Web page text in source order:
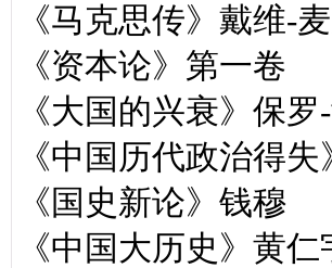
《马克思传》戴维-
《资本论》第一卷
《大国的兴衰》保罗
《中国历代政治得
《国史新论》钱穆
《中国大历史》黄仁